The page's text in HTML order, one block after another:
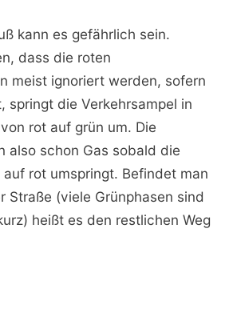
kann es gefährlich sein.
dass die roten
meist ignoriert werden, sofern
springt die Verkehrsampel in
rot auf grün um. Die
also schon Gas sobald die
auf rot umspringt. Befindet man
Straße (viele Grünphasen sind
heißt es den restlichen Weg